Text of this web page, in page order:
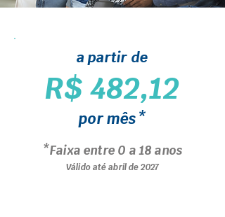
a partir de
R$ 482,12
por mês*
*Faixa entre 0 a 18 anos
Válido até abril de 2027